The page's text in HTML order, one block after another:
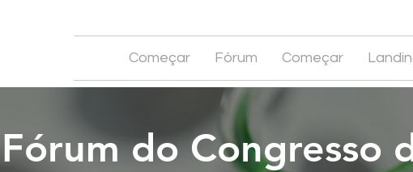
Começar Fórum Começar
Fórum do Congresso